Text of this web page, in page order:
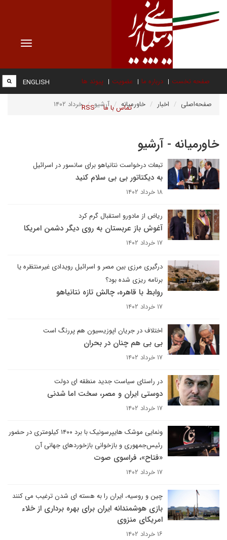
Toggle
صفحه نخست درباره ما عضویت پیوند ها
تماس با ما RSS
ENGLISH
صفحه‌اصلی اخبار خاورمیانه آرشیو خرداد ۱۴۰۲
خاورمیانه - آرشیو
تبعات درخواست نتانیاهو برای سانسور در اسرائیل
به دیکتاتور بی بی سلام کنید
۱۸ خرداد ۱۴۰۲
ریاض از مادورو استقبال گرم کرد
آغوش باز عربستان به روی دیگر دشمن امریکا
۱۷ خرداد ۱۴۰۲
درگیری مرزی بین مصر و اسرائیل رویدادی غیرمنتظره یا
برنامه ریزی شده بود؟
روابط با قاهره، چالش تازه نتانیاهو
۱۷ خرداد ۱۴۰۲
اختلاف در جریان اپوزیسیون هم پررنگ است
بی بی هم چنان در بحران
۱۷ خرداد ۱۴۰۲
در راستای سیاست جدید منطقه ای دولت
دوستی ایران و مصر، سخت اما شدنی
۱۷ خرداد ۱۴۰۲
ونمایی موشک هایپرسونیک با برد ۱۴۰۰ کیلومتری در حضور
رئیس‌جمهوری و بازخوانی بازخوردهای جهانی آن
«فتاح»، فراسوی صوت
۱۷ خرداد ۱۴۰۲
چین و روسیه، ایران را به هسته ای شدن ترغیب می کنند
بازی هوشمندانه ایران برای بهره برداری از خلاء
امریکای منزوی
۱۶ خرداد ۱۴۰۲